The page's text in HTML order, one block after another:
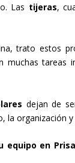
Las tijeras,
trato estos
tareas
dejan de
la organización y
en